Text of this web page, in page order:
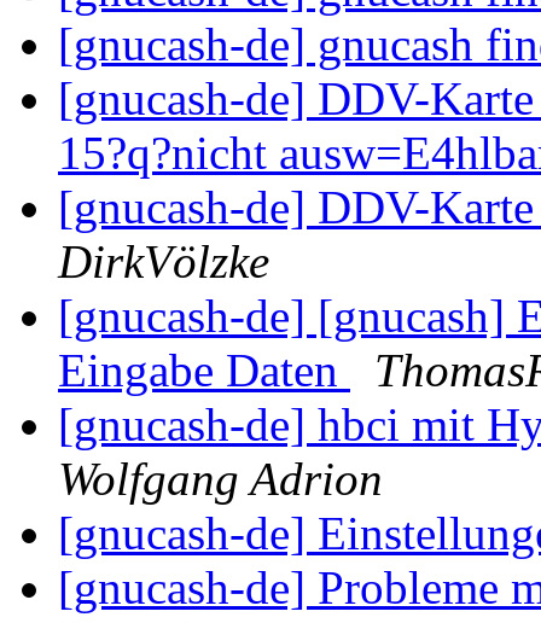
[gnucash-de] gnucash
[gnucash-de] DDV-
15?q?nicht
[gnucash-de] DDV-
DirkVölzke
[gnucash-de] [gnucash]
Eingabe Daten
[gnucash-de] hbci mit
Wolfgang Adrion
[gnucash-de]
[gnucash-de] Probleme